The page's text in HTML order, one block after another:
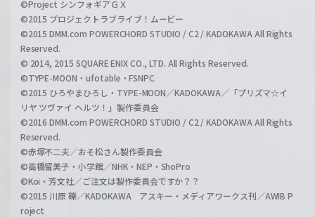
©Project シンフォギアＧＸ
©2015 プロジェクトラブライブ！ムービー
©2015 DMM.com POWERCHORD STUDIO / C2 / KADOKAWA All Rights
Reserved.
© 2014, 2015 SQUARE ENIX CO., LTD. All Rights Reserved.
©TYPE-MOON・ufotable・FSNPC
©2015 ひろやまひろし・TYPE-MOON／KADOKAWA／「プリズマ☆イ
リヤ ツヴァイ ヘルツ！」製作委員会
©2016 DMM.com POWERCHORD STUDIO / C2 / KADOKAWA All Rights
Reserved.
©赤塚不二夫／おそ松さん製作委員会
©高橋留美子・小学館／NHK・NEP・ShoPro
©Koi・芳文社／ご注文は製作委員会ですか？？
©2015 川原 礫／KADOKAWA アスキー・メディアワークス刊／AWIB P
roject